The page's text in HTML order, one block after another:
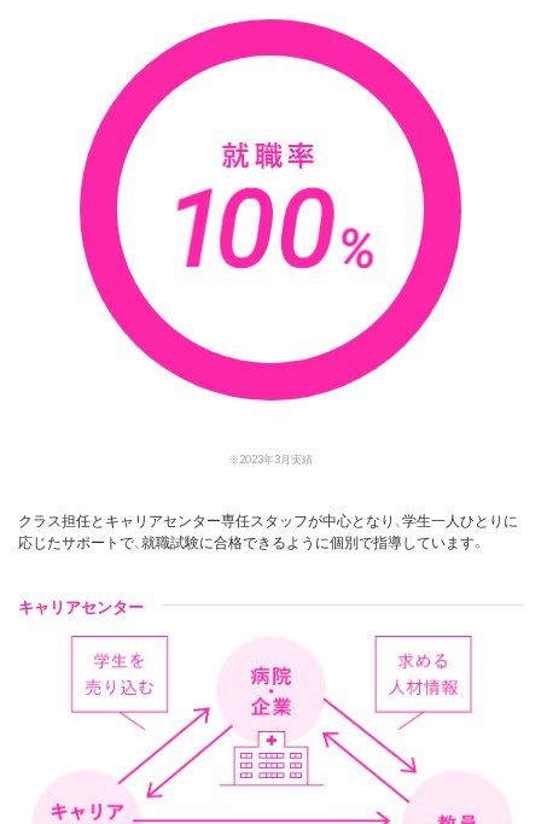
※2023年3月実績
クラス担任とキャリアセンター専任スタッフが中心となり、学生一人ひとりに
応じたサポートで、就職試験に合格できるように個別で指導しています。
キャリアセンター